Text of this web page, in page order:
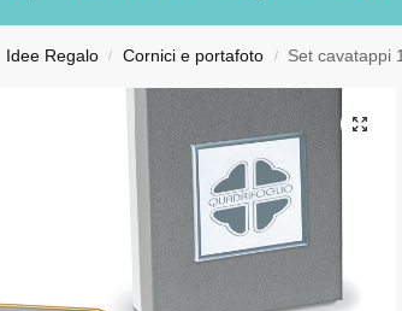
Idee Regalo / Cornici e portafoto / Set cavatappi